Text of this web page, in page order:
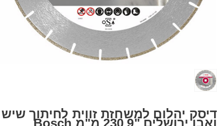
דיסק יהלום למשחזת זווית לחיתוך שיש
ואבן ירושלים "9 230 מ"מ Bosch